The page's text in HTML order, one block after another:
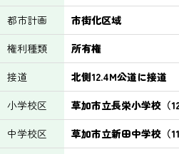
都市計画
市街化区域
権利種類
所有権
接道
北側12.4M公道に接道
小学校区
草加市立長栄小学校（
中学校区
草加市立新田中学校（